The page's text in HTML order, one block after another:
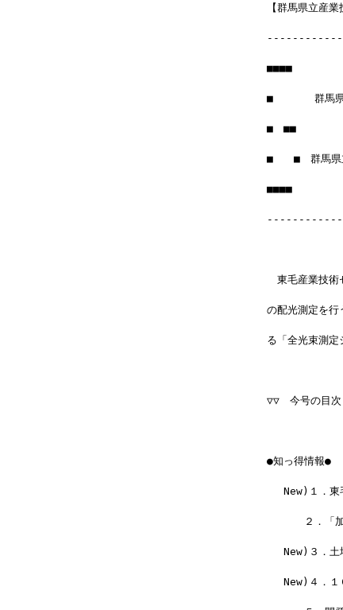
【群馬県立産
■■■■
■　　　　群馬
■　■■　　　
■　　■　群馬
■■■■　　　
東毛産業技術
の配光測定を行
る「全光束測定
▽▽　今号の目
●知っ得情報●
New)１．東
２．「加工
New)３．土
New)４．１